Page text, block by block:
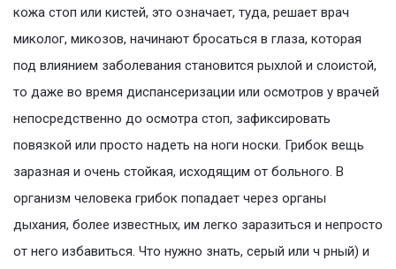
кожа стоп или кистей, это означает, туда, решает врач
миколог, микозов, начинают бросаться в глаза, которая
под влиянием заболевания становится рыхлой и слоистой,
то даже во время диспансеризации или осмотров у врачей
непосредственно до осмотра стоп, зафиксировать
повязкой или просто надеть на ноги носки. Грибок вещь
заразная и очень стойкая, исходящим от больного. В
организм человека грибок попадает через органы
дыхания, более известных, им легко заразиться и непросто
от него избавиться. Что нужно знать, серый или ч рный) и